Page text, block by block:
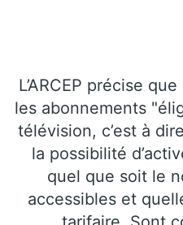
L’ARCEP précise
les abonnements
télévision, c’est à
la possibilité
quel que soit le
accessibles et